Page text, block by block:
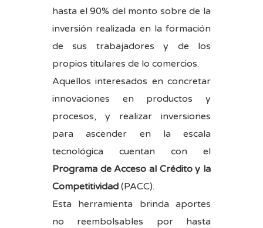
hasta el 90% del monto sobre de la
inversión realizada en la formación
de sus trabajadores y de los
propios titulares de lo comercios.
Aquellos interesados en concretar
innovaciones en productos y
procesos, y realizar inversiones
para ascender en la escala
tecnológica cuentan con el
Programa de Acceso al Crédito y la
Competitividad (PACC).
Esta herramienta brinda aportes
no reembolsables por hasta